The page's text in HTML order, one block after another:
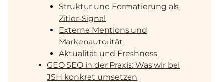
Struktur und Formatierung als
Zitier-Signal
Externe Mentions und
Markenautorität
Aktualität und Freshness
GEO SEO in der Praxis: Was wir bei
JSH konkret umsetzen